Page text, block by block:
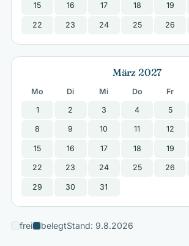
15 16 17 18 19
22 23 24 25 26
März 2027
Mo Di Mi Do Fr
1
2 3 4 5
8 9 10 11 12
15 16 17 18 19
22 23 24 25 26
29 30 31
frei belegtStand: 9.8.2026